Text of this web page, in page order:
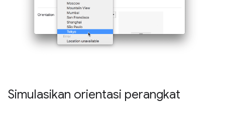
Simulasikan orientasi perangkat